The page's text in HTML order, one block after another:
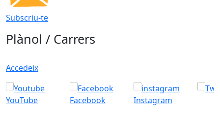
Subscriu-te
Plànol / Carrers
Accedeix
YouTube Facebook Instagram